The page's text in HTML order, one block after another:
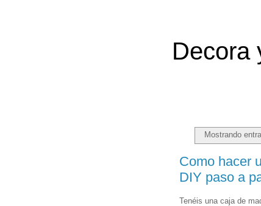
Decora
Mostrando
Como hacer
DIY paso a
Tenéis una caja de